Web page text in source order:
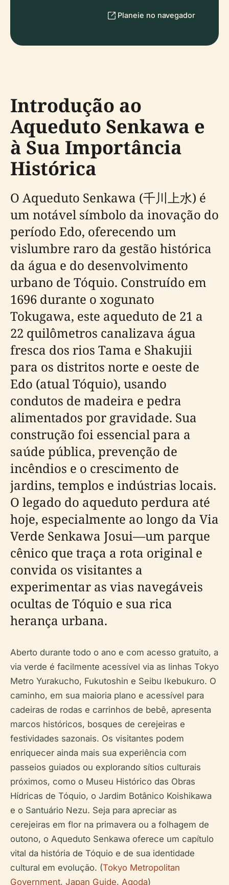
Planeie no navegador
Introdução ao
Aqueduto Senkawa e
à Sua Importância
Histórica
O Aqueduto Senkawa (千川上水) é
um notável símbolo da inovação do
período Edo, oferecendo um
vislumbre raro da gestão histórica
da água e do desenvolvimento
urbano de Tóquio. Construído em
1696 durante o xogunato
Tokugawa, este aqueduto de 21 a
22 quilômetros canalizava água
fresca dos rios Tama e Shakujii
para os distritos norte e oeste de
Edo (atual Tóquio), usando
condutos de madeira e pedra
alimentados por gravidade. Sua
construção foi essencial para a
saúde pública, prevenção de
incêndios e o crescimento de
jardins, templos e indústrias locais.
O legado do aqueduto perdura até
hoje, especialmente ao longo da Via
Verde Senkawa Josui—um parque
cênico que traça a rota original e
convida os visitantes a
experimentar as vias navegáveis
ocultas de Tóquio e sua rica
herança urbana.
Aberto durante todo o ano e com acesso gratuito, a
via verde é facilmente acessível via as linhas Tokyo
Metro Yurakucho, Fukutoshin e Seibu Ikebukuro. O
caminho, em sua maioria plano e acessível para
cadeiras de rodas e carrinhos de bebê, apresenta
marcos históricos, bosques de cerejeiras e
festividades sazonais. Os visitantes podem
enriquecer ainda mais sua experiência com
passeios guiados ou explorando sítios culturais
próximos, como o Museu Histórico das Obras
Hídricas de Tóquio, o Jardim Botânico Koishikawa
e o Santuário Nezu. Seja para apreciar as
cerejeiras em flor na primavera ou a folhagem de
outono, o Aqueduto Senkawa oferece um capítulo
vital da história de Tóquio e de sua identidade
cultural em evolução. (Tokyo Metropolitan
Government, Japan Guide, Agoda)